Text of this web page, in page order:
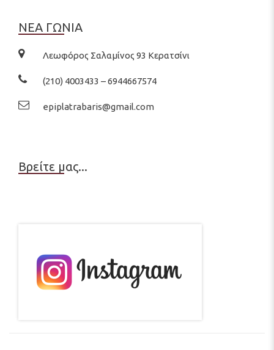
ΝΕΑ ΓΩΝΙΑ
Λεωφόρος Σαλαμίνος 93 Κερατσίνι
(210) 4003433 – 6944667574
epiplatrabaris@gmail.com
Βρείτε μας...